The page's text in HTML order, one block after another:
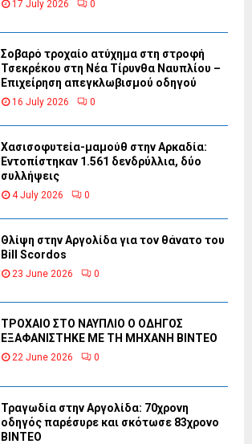
17 July 2026 0
Σοβαρό τροχαίο ατύχημα στη στροφή
Τσεκρέκου στη Νέα Τίρυνθα Ναυπλίου –
Επιχείρηση απεγκλωβισμού οδηγού
16 July 2026 0
Χασισοφυτεία-μαμούθ στην Αρκαδία:
Εντοπίστηκαν 1.561 δενδρύλλια, δύο
συλλήψεις
4 July 2026 0
Θλίψη στην Αργολίδα για τον θάνατο του
Bill Scordos
23 June 2026 0
ΤΡΟΧΑΙΟ ΣΤΟ ΝΑΥΠΛΙΟ Ο ΟΔΗΓΟΣ
ΕΞΑΦΑΝΙΣΤΗΚΕ ΜΕ ΤΗ ΜΗΧΑΝΗ ΒΙΝΤΕΟ
22 June 2026 0
Τραγωδία στην Αργολίδα: 70χρονη
οδηγός παρέσυρε και σκότωσε 83χρονο
ΒΙΝΤΕΟ